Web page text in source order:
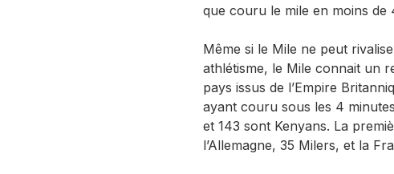
que couru le mile en moins de
Même si le Mile ne peut
athlétisme, le Mile connait un
pays issus de l’Empire
ayant couru sous les 4
et 143 sont Kenyans. La
l’Allemagne, 35 Milers, et la